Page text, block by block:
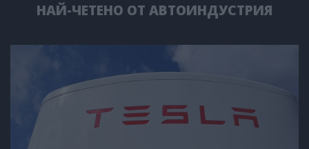
НАЙ-ЧЕТЕНО ОТ АВТОИНДУСТРИЯ